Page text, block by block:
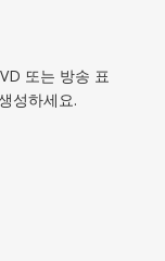
또는 방송 표
성하세요.